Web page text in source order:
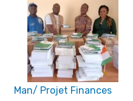
Man/ Projet Finances